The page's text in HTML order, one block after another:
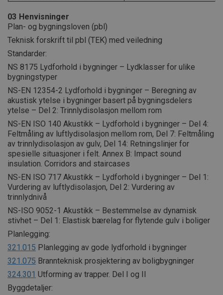
03 Henvisninger
Plan- og bygningsloven (pbl)
Teknisk forskrift til pbl (TEK) med veiledning
Standarder:
NS 8175 Lydforhold i bygninger – Lydklasser for ulike
bygningstyper
NS-EN 12354-2 Lydforhold i bygninger – Beregning av
akustisk ytelse i bygninger basert på bygningsdelers
ytelse – Del 2: Trinnlydisolasjon mellom rom
NS-EN ISO 140 Akustikk – Lydforhold i bygninger – Del 4:
Feltmåling av luftlydisolasjon mellom rom, Del 7: Feltmåling
av trinnlydisolasjon av gulv, Del 14: Retningslinjer for
spesielle situasjoner i felt. Annex B: Impact sound
insulation. Corridors and staircases
NS-EN ISO 717 Akustikk – Lydforhold i bygninger – Del 1:
Vurdering av luftlydisolasjon, Del 2: Vurdering av
trinnlydnivå
NS-ISO 9052-1 Akustikk – Bestemmelse av dynamisk
stivhet – Del 1: Elastisk bærelag for flytende gulv i boliger
Planlegging:
321.015 Planlegging av gode lydforhold i bygninger
321.075 Brannteknisk prosjektering av boligbygninger
324.301 Utforming av trapper. Del I og II
Byggdetaljer: